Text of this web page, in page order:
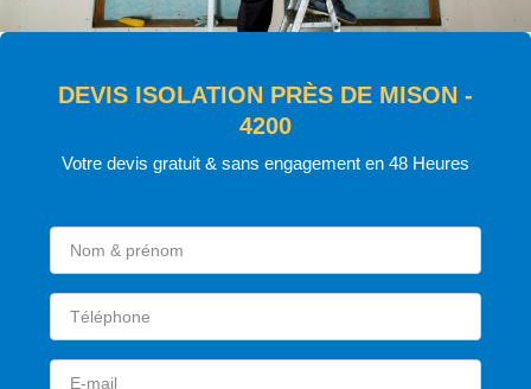
DEVIS ISOLATION PRÈS DE MISON -
4200
Votre devis gratuit & sans engagement en 48 Heures